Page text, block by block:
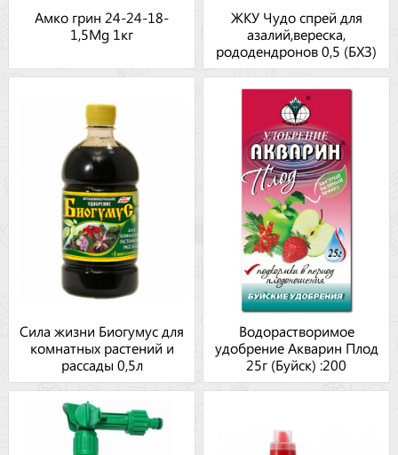
Амко грин 24-24-18-
1,5Mg 1кг
ЖКУ Чудо спрей для
азалий,вереска,
рододендронов 0,5 (БХЗ)
Сила жизни Биогумус для
комнатных растений и
рассады 0,5л
Водорастворимое
удобрение Акварин Плод
25г (Буйск) :200